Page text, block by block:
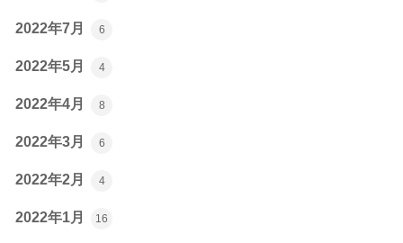
2022年7月 6
2022年5月 4
2022年4月 8
2022年3月 6
2022年2月 4
2022年1月 16